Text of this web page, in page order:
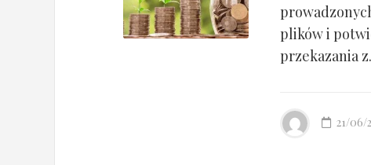
plików i
przekazania
21/06/